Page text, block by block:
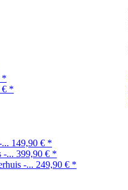
*
€ *
149,90 € *
-... 399,90 € *
-... 249,90 € *